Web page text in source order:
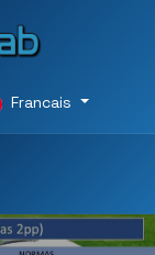
Francais